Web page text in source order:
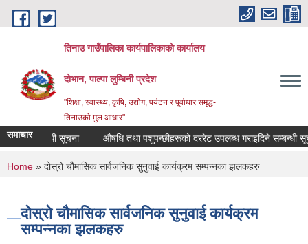
Skip to main content
तिनाउ गाउँपालिका कार्यपालिकाकाे कार्यालय
दोभान, पाल्पा लुम्बिनी प्रदेश
"शिक्षा, स्वास्थ्य, कृषि, उद्योग, पर्यटन र पूर्वाधार समृद्ध-
तिनाउको मुल आधार"
समाचार
सम्बन्धी सूचना औषधि तथा पशुपन्छीहरूको दररेट उपलब्ध गराइदिने सम्बन्धी सूचना
You are here
Home » दोस्रो चौमासिक सार्वजनिक सुनुवाई कार्यक्रम सम्पन्नका झलकहरु
दोस्रो चौमासिक सार्वजनिक सुनुवाई कार्यक्रम
सम्पन्नका झलकहरु